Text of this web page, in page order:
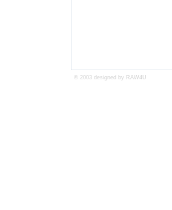
© 2003 designed by RAW4U